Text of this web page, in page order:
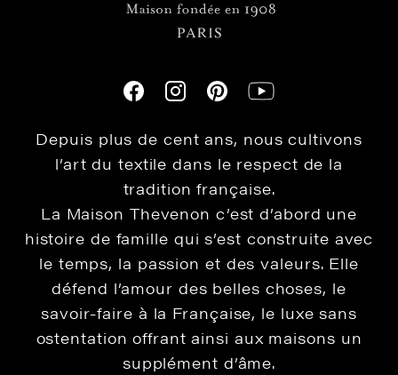
Depuis plus de cent ans, nous cultivons
l’art du textile dans le respect de la
tradition française.
La Maison Thevenon c’est d’abord une
histoire de famille qui s’est construite avec
le temps, la passion et des valeurs. Elle
défend l’amour des belles choses, le
savoir-faire à la Française, le luxe sans
ostentation offrant ainsi aux maisons un
supplément d’âme.